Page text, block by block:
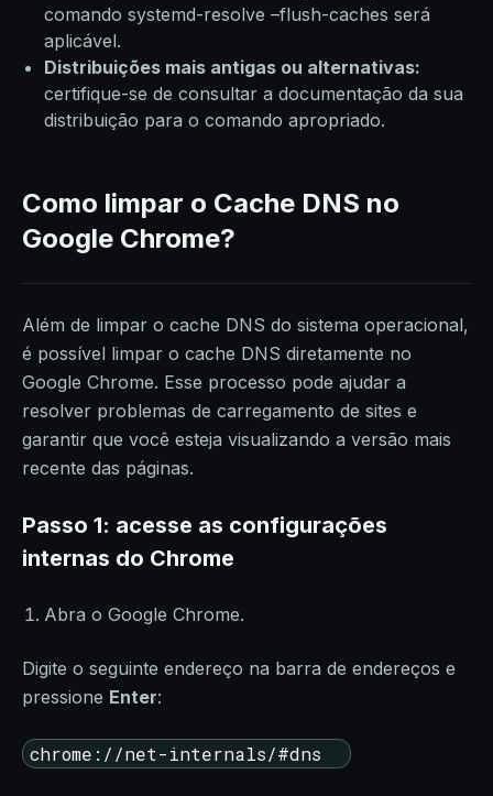
comando systemd-resolve –flush-caches será
aplicável.
Distribuições mais antigas ou alternativas:
certifique-se de consultar a documentação da sua
distribuição para o comando apropriado.
Como limpar o Cache DNS no
Google Chrome?
Além de limpar o cache DNS do sistema operacional,
é possível limpar o cache DNS diretamente no
Google Chrome. Esse processo pode ajudar a
resolver problemas de carregamento de sites e
garantir que você esteja visualizando a versão mais
recente das páginas.
Passo 1: acesse as configurações
internas do Chrome
Abra o Google Chrome.
Digite o seguinte endereço na barra de endereços e
pressione Enter:
chrome://net-internals/#dns